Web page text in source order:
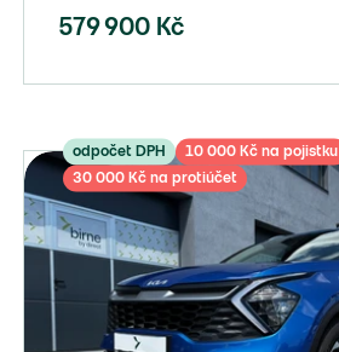
579 900 Kč
odpočet DPH
10 000 Kč na pojistku
30 000 Kč na protiúčet